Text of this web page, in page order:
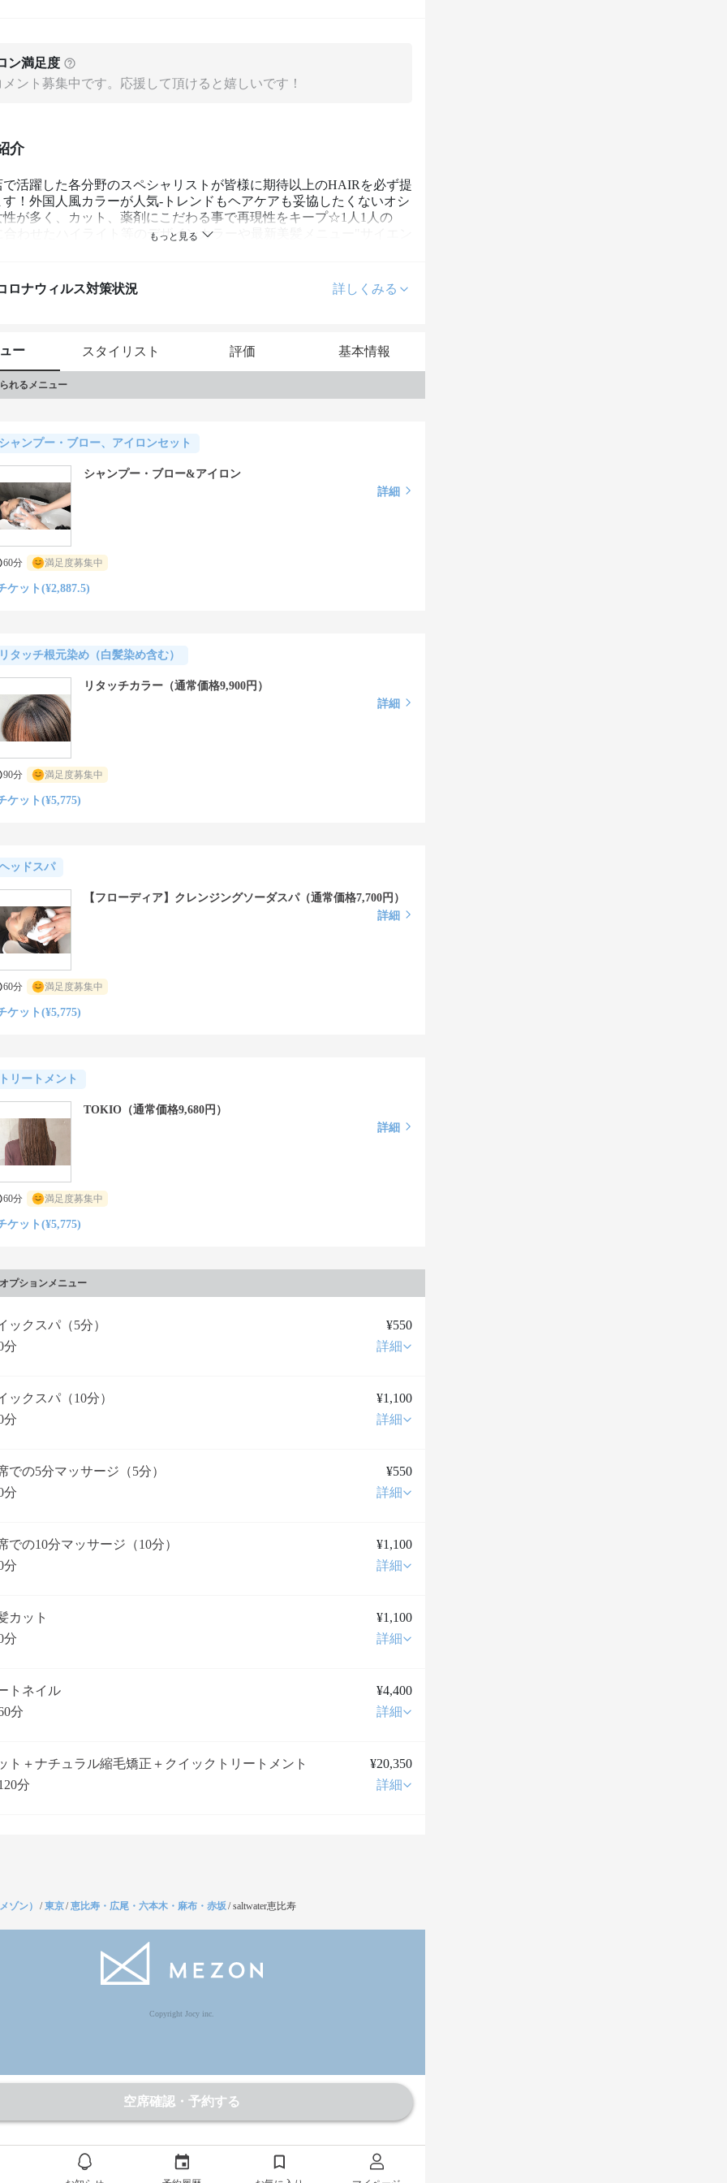
ン満足度
ント募集中です。応援して頂けると嬉しいです！
介
で活躍した各分野のスペシャリストが皆様に期待以上のHAIRを必ず提
！外国人風カラーが人気-トレンドもヘアケアも妥協したくないオシ
性が多く、カット、薬剤にこだわる事で再現性をキープ☆1人1人の
合わせたハイライト等のデザインカラーや最新美髪メニュー"サイエン
ロナウィルス対策状況 詳しくみる
ー スタイリスト 評価 基本情報
れるメニュー
ャンプー・ブロー、アイロンセット
シャンプー・ブロー&アイロン
詳細
60分 満足度募集中
ケット(¥2,887.5)
タッチ根元染め（白髪染め含む）
リタッチカラー（通常価格9,900円）
詳細
90分 満足度募集中
ケット(¥5,775)
ッドスパ
【フローディア】クレンジングソーダスパ（通常価格7,700円）
詳細
60分 満足度募集中
ケット(¥5,775)
リートメント
TOKIO（通常価格9,680円）
詳細
60分 満足度募集中
ケット(¥5,775)
プションメニュー
ックスパ（5分）
¥550
分
詳細
ックスパ（10分）
¥1,100
分
詳細
での5分マッサージ（5分）
¥550
分
詳細
での10分マッサージ（10分）
¥1,100
分
詳細
カット
¥1,100
分
詳細
トネイル
¥4,400
分
詳細
ト＋ナチュラル縮毛矯正＋クイックトリートメント
¥20,350
分
詳細
空席確認・予約する
ゾン） /東京/恵比寿・広尾・六本木・麻布・赤坂/saltwater恵比寿
Copyright Jocy inc.